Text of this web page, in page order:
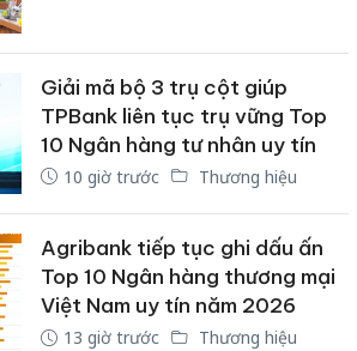
Giải mã bộ 3 trụ cột giúp
TPBank liên tục trụ vững Top
10 Ngân hàng tư nhân uy tín
10 giờ trước Thương hiệu
Agribank tiếp tục ghi dấu ấn
Top 10 Ngân hàng thương mại
Việt Nam uy tín năm 2026
13 giờ trước Thương hiệu